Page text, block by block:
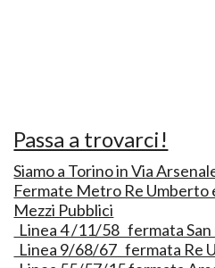
Passa a trovarci!
Siamo a Torino in Via
Fermate Metro Re Umberto
Mezzi Pubblici
Linea 4 /11/58 fermata
Linea 9/68/67 fermata Re